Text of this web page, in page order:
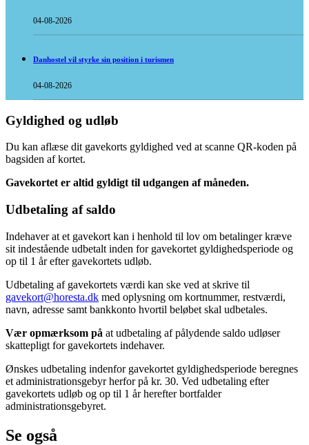
04-08-2026
Danhostel vil styrke sin position i turismen
04-08-2026
Gyldighed og udløb
Du kan aflæse dit gavekorts gyldighed ved at scanne QR-koden på
bagsiden af kortet.
Gavekortet er altid gyldigt til udgangen af måneden.
Udbetaling af saldo
Indehaver at et gavekort kan i henhold til lov om betalinger kræve
sit indestående udbetalt inden for gavekortet gyldighedsperiode og
op til 1 år efter gavekortets udløb.
Udbetaling af gavekortets værdi kan ske ved at skrive til
gavekort@horesta.dk med oplysning om kortnummer, restværdi,
navn, adresse samt bankkonto hvortil beløbet skal udbetales.
Vær opmærksom på at udbetaling af pålydende saldo udløser
skattepligt for gavekortets indehaver.
Ønskes udbetaling indenfor gavekortet gyldighedsperiode beregnes
et administrationsgebyr herfor på kr. 30. Ved udbetaling efter
gavekortets udløb og op til 1 år herefter bortfalder
administrationsgebyret.
Se også